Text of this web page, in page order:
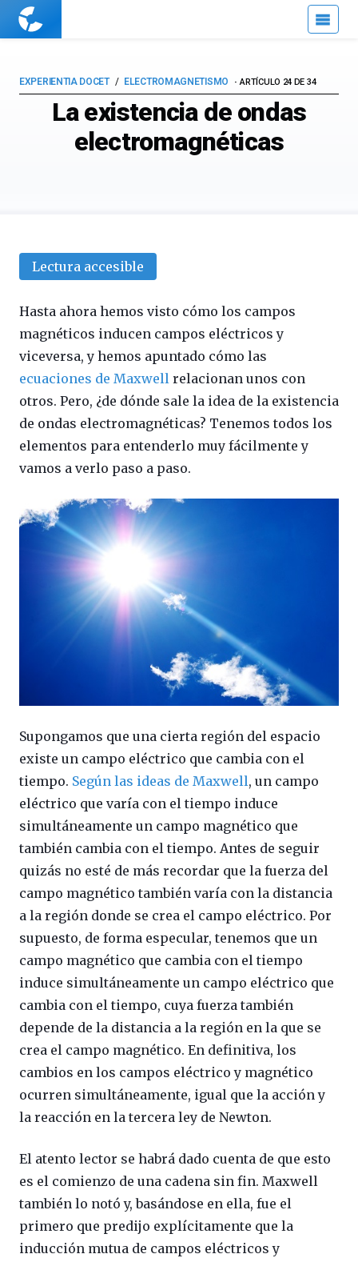
Cuaderno
La existencia de ondas
electromagnéticas
EXPERIENTIA DOCET ELECTROMAGNETISMO ARTÍCULO 24 DE 34
Lectura accesible
Hasta ahora hemos visto cómo los campos
magnéticos inducen campos eléctricos y
viceversa, y hemos apuntado cómo las
ecuaciones de Maxwell relacionan unos con
otros. Pero, ¿de dónde sale la idea de la existencia
de ondas electromagnéticas? Tenemos todos los
elementos para entenderlo muy fácilmente y
vamos a verlo paso a paso.
Supongamos que una cierta región del espacio
existe un campo eléctrico que cambia con el
tiempo. Según las ideas de Maxwell, un campo
eléctrico que varía con el tiempo induce
simultáneamente un campo magnético que
también cambia con el tiempo. Antes de seguir
quizás no esté de más recordar que la fuerza del
campo magnético también varía con la distancia
a la región donde se crea el campo eléctrico. Por
supuesto, de forma especular, tenemos que un
campo magnético que cambia con el tiempo
induce simultáneamente un campo eléctrico que
cambia con el tiempo, cuya fuerza también
depende de la distancia a la región en la que se
crea el campo magnético. En definitiva, los
cambios en los campos eléctrico y magnético
ocurren simultáneamente, igual que la acción y
la reacción en la tercera ley de Newton.
El atento lector se habrá dado cuenta de que esto
es el comienzo de una cadena sin fin. Maxwell
también lo notó y, basándose en ella, fue el
primero que predijo explícitamente que la
inducción mutua de campos eléctricos y